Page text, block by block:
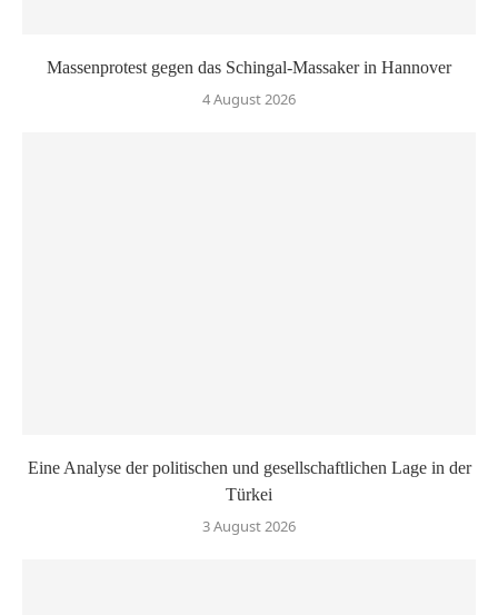
Massenprotest gegen das Schingal-Massaker in Hannover
4 August 2026
Eine Analyse der politischen und gesellschaftlichen Lage in der
Türkei
3 August 2026